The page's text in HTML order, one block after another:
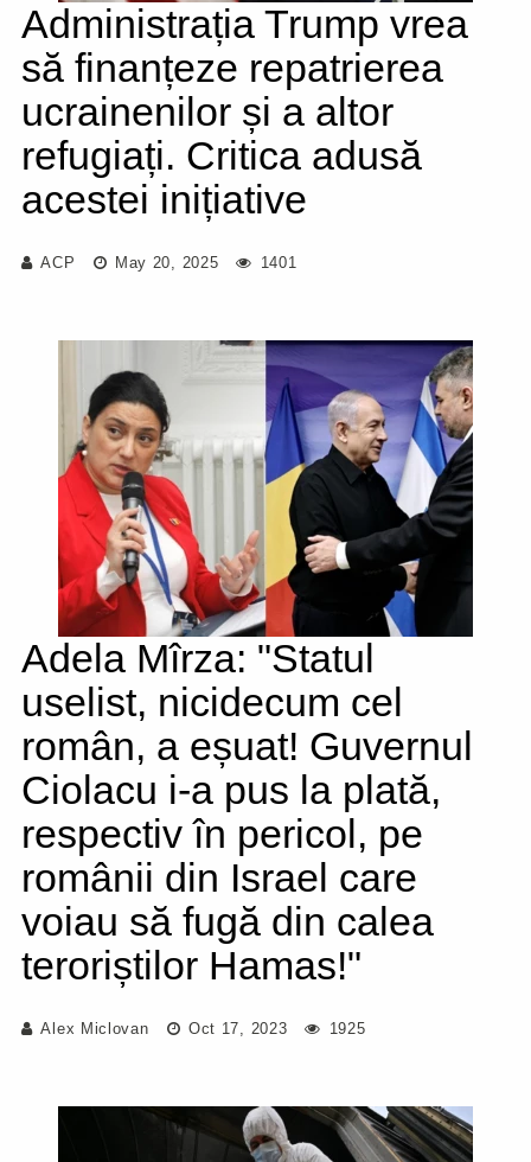
Administrația Trump vrea
să finanțeze repatrierea
ucrainenilor și a altor
refugiați. Critica adusă
acestei inițiative
ACP May 20, 2025 1401
Adela Mîrza: "Statul
uselist, nicidecum cel
român, a eșuat! Guvernul
Ciolacu i-a pus la plată,
respectiv în pericol, pe
românii din Israel care
voiau să fugă din calea
teroriștilor Hamas!"
Alex Miclovan Oct 17, 2023 1925